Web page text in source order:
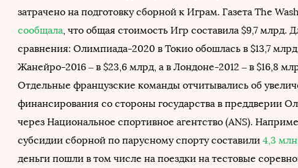
затрачено на подготовку сборной к Играм. Газета The
сообщала , что общая стоимость Игр составила $9,7 млрд.
сравнения: Олимпиада-2020 в Токио обошлась в $13,7
Жанейро-2016 – в $23,6 млрд, а в Лондоне-2012 – в $16,8
Отдельные французские команды отчитывались об
финансирования со стороны государства в преддверии
через Национальное спортивное агентство (ANS).
субсидии сборной по парусному спорту составили 4,3
деньги пошли в том числе на поездки на тестовые